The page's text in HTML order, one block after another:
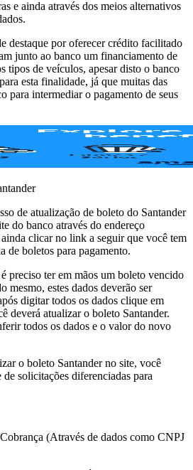
e ainda através dos meios alternativos
destaque por oferecer crédito facilitado
junto ao banco um financiamento de
tipos de veículos, apesar disto o banco
esta finalidade, já que muitas das
para intermediar o pagamento de seus
de atualização de boleto do Santander
do banco através do endereço
clicar no link a seguir que você tem
de boletos para pagamento.
preciso ter em mãos um boleto vencido
mesmo, estes dados deverão ser
digitar todos os dados clique em
deverá atualizar o boleto Santander.
todos os dados e o valor do novo
o boleto Santander no site, você
solicitações diferenciadas para
(Através de dados como CNPJ